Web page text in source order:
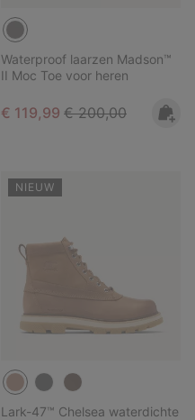
Waterproof laarzen Madson™
II Moc Toe voor heren
Sale price:
€ 119,99 Regular price:
€ 200,00
NIEUW
Lark-47™ Chelsea waterdichte